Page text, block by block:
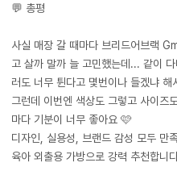
💬 총평
사실 매장 갈 때마다 브리드어브랙
고 살까 말까 늘 고민했는데... 같이
러도 너무 튄다고 몇번이나 들겠냐
그런데 이번엔 색상도 그렇고 사이즈
마다 기분이 너무 좋아요 🩷
디자인, 실용성, 브랜드 감성 모두 만
육아 외출용 가방으로 강력 추천합니